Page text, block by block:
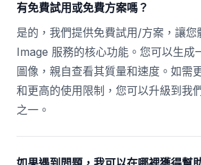
有免費試用或免費方案嗎？
是的，我們提供免費試用/方案，讓您
Image 服務的核心功能。您可以生成
圖像，親自查看其質量和速度。如需
和更高的使用限制，您可以升級到我
之一。